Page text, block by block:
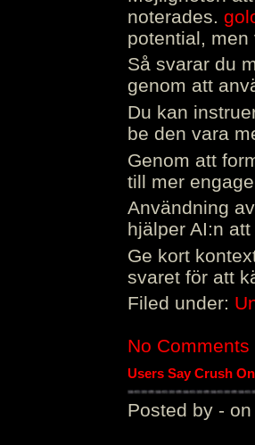
noterades.
potential, men
Så svarar du
genom att
Du kan
be den vara
Genom att
till mer
Användning
hjälper AI:n
Ge kort
svaret för att
Filed under:
No Comments
Users Say Crush
Posted by - on